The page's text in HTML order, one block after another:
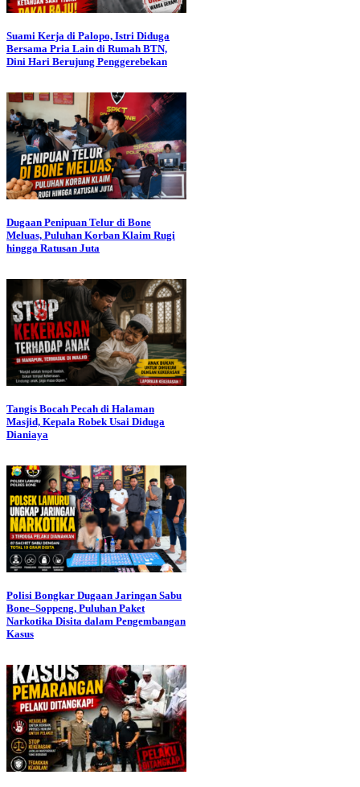
Suami Kerja di Palopo, Istri Diduga
Bersama Pria Lain di Rumah BTN,
Dini Hari Berujung Penggerebekan
Dugaan Penipuan Telur di Bone
Meluas, Puluhan Korban Klaim Rugi
hingga Ratusan Juta
Tangis Bocah Pecah di Halaman
Masjid, Kepala Robek Usai Diduga
Dianiaya
Polisi Bongkar Dugaan Jaringan Sabu
Bone–Soppeng, Puluhan Paket
Narkotika Disita dalam Pengembangan
Kasus